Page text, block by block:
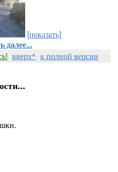
[показать]
далее...
вверх^ к полной версии